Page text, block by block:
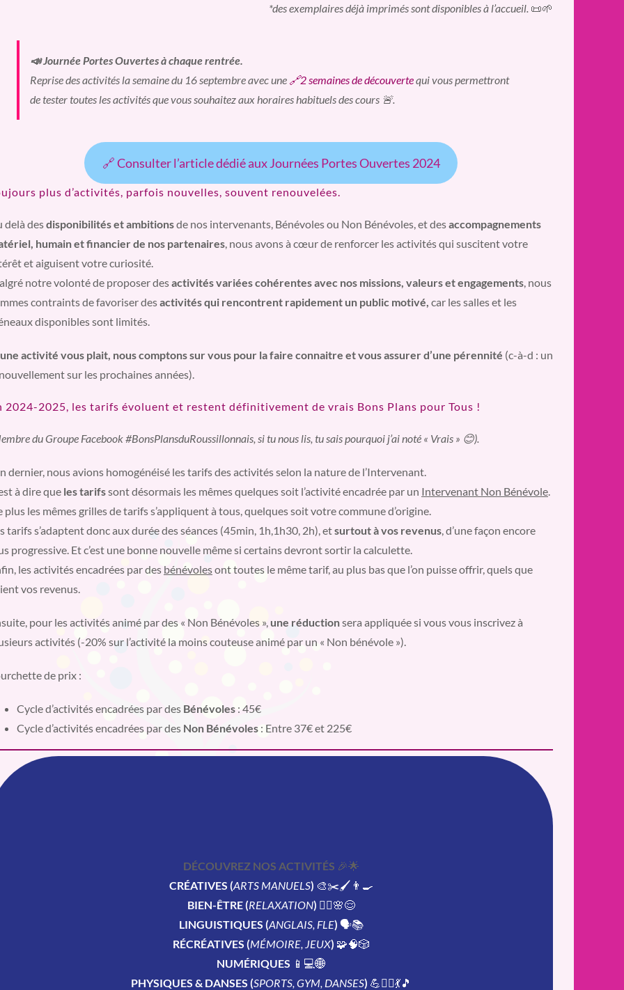
*des exemplaires déjà imprimés sont disponibles à l’accueil. 📜🌱
📣 Journée Portes Ouvertes à chaque rentrée.
Reprise des activités la semaine du 16 septembre avec une 🔗2 semaines de découvertequi vous permettront
de tester toutes les activités que vous souhaitez aux horaires habituels des cours 🚨.
🔗 Consulter l’article dédié aux Journées Portes Ouvertes 2024
plus d’activités, parfois nouvelles, souvent renouvelées.
delà desdisponibilités et ambitionsde nos intervenants, Bénévoles ou Non Bénévoles, et desaccompagnements
humain et financier de nos partenaires , nous avons à cœur de renforcer les activités qui suscitent votre
et aiguisent votre curiosité.
notre volonté de proposer desactivités variées cohérentes avec nos missions, valeurs et engagements , nous
contraints de favoriser desactivités qui rencontrent rapidement un public motivé, car les salles et les
disponibles sont limités.
activité vous plait, nous comptons sur vous pour la faire connaitre et vous assurer d’une pérennité (c-à-d : un
sur les prochaines années).
2024-2025, les tarifs évoluent et restent définitivement de vrais Bons Plans pour Tous !
du Groupe Facebook #BonsPlansduRoussillonnais, si tu nous lis, tu sais pourquoi j’ai noté « Vrais » 😊).
dernier, nous avions homogénéisé les tarifs des activités selon la nature de l’Intervenant.
à dire que les tarifssont désormais les mêmes quelques soit l’activité encadrée par un Intervenant Non Bénévole
plus les mêmes grilles de tarifs s’appliquent à tous, quelques soit votre commune d’origine.
tarifs s’adaptent donc aux durée des séances (45min, 1h,1h30, 2h), etsurtout à vos revenus , d’une façon encore
progressive. Et c’est une bonne nouvelle même si certains devront sortir la calculette.
les activités encadrées par des bénévolesont toutes le même tarif, au plus bas que l’on puisse offrir, quels que
vos revenus.
pour les activités animé par des « Non Bénévoles », une réductionsera appliquée si vous vous inscrivez à
activités (-20% sur l’activité la moins couteuse animé par un « Non bénévole »).
de prix :
Cycle d’activités encadrées par des Bénévoles : 45€
Cycle d’activités encadrées par des Non Bénévoles : Entre 37€ et 225€
DÉCOUVREZ NOS ACTIVITÉS 🎉🌟
CRÉATIVES (ARTS MANUELS) 🎨✂️🖌️👨‍🍳
BIEN-ÊTRE (RELAXATION) 🧘‍♀️🌸😌
LINGUISTIQUES (ANGLAIS, FLE) 🗣️📚
RÉCRÉATIVES (MÉMOIRE, JEUX) 🧩🧠🎲
NUMÉRIQUES 📱💻🌐
PHYSIQUES & DANSES (SPORTS, GYM, DANSES) 💪🏃‍♀️💃🎵